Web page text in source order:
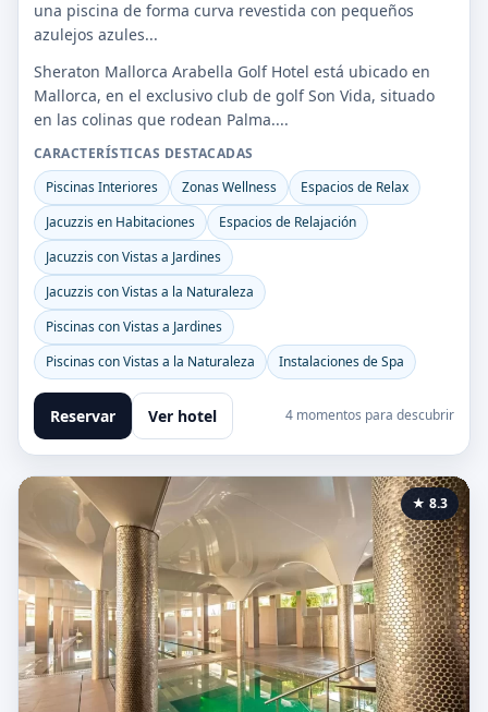
una piscina de forma curva revestida con pequeños
azulejos azules...
Sheraton Mallorca Arabella Golf Hotel está ubicado en
Mallorca, en el exclusivo club de golf Son Vida, situado
en las colinas que rodean Palma....
CARACTERÍSTICAS DESTACADAS
Piscinas Interiores
Zonas Wellness
Espacios de Relax
Jacuzzis en Habitaciones
Espacios de Relajación
Jacuzzis con Vistas a Jardines
Jacuzzis con Vistas a la Naturaleza
Piscinas con Vistas a Jardines
Piscinas con Vistas a la Naturaleza
Instalaciones de Spa
Reservar Ver hotel 4 momentos para descubrir
★ 8.3